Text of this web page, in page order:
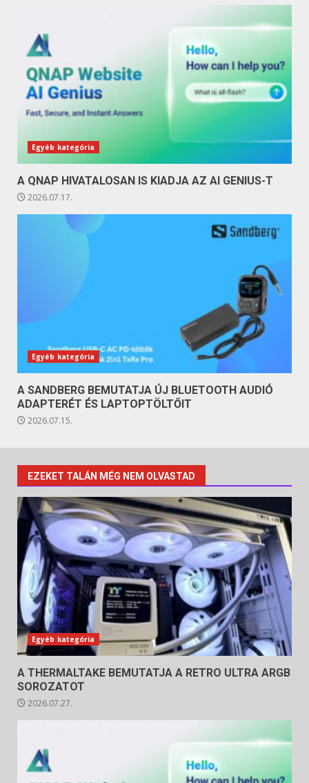
Egyéb kategória
A QNAP HIVATALOSAN IS KIADJA AZ AI GENIUS-T
2026.07.17.
Egyéb kategória
A SANDBERG BEMUTATJA ÚJ BLUETOOTH AUDIÓ
ADAPTERÉT ÉS LAPTOPTÖLTŐIT
2026.07.15.
EZEKET TALÁN MÉG NEM OLVASTAD
Egyéb kategória
A THERMALTAKE BEMUTATJA A RETRO ULTRA ARGB
SOROZATOT
2026.07.27.